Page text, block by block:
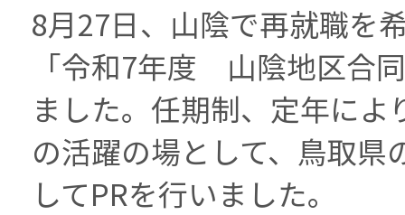
8月27日、山陰で再就職を
「令和7年度 山陰地区合
ました。任期制、定年に
の活躍の場として、鳥取
してPRを行いました。